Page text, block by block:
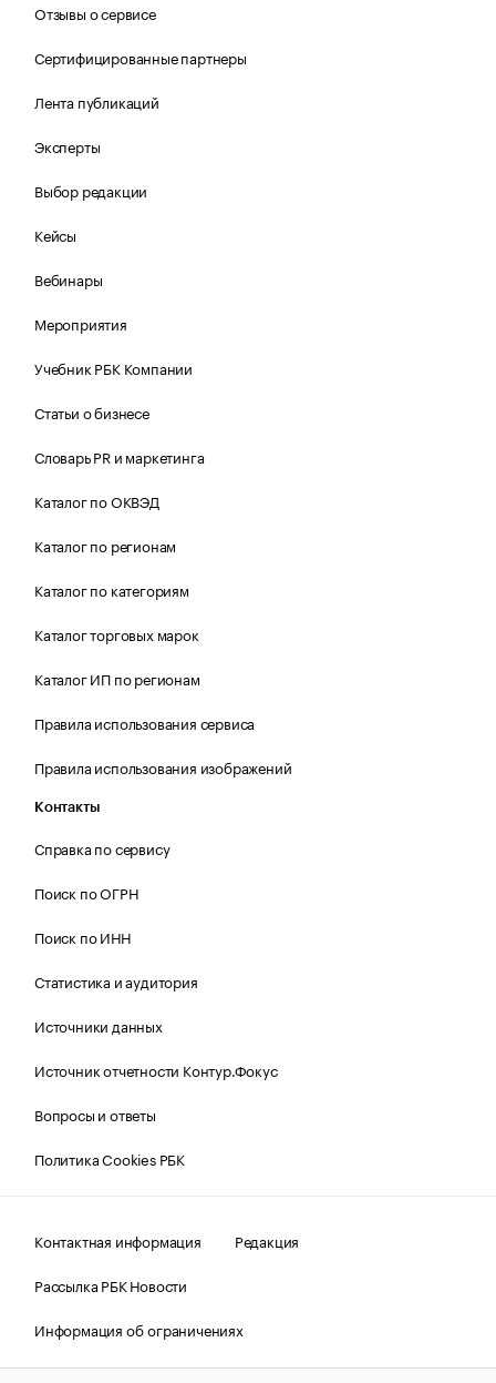
Отзывы о сервисе
Сертифицированные партнеры
Лента публикаций
Эксперты
Выбор редакции
Кейсы
Вебинары
Мероприятия
Учебник РБК Компании
Статьи о бизнесе
Словарь PR и маркетинга
Каталог по ОКВЭД
Каталог по регионам
Каталог по категориям
Каталог торговых марок
Каталог ИП по регионам
Правила использования сервиса
Правила использования изображений
Контакты
Справка по сервису
Поиск по ОГРН
Поиск по ИНН
Статистика и аудитория
Источники данных
Источник отчетности Контур.Фокус
Вопросы и ответы
Политика Cookies РБК
Контактная информация
Редакция
Рассылка РБК Новости
Информация об ограничениях
Правовая информация
О соблюдении авторских прав